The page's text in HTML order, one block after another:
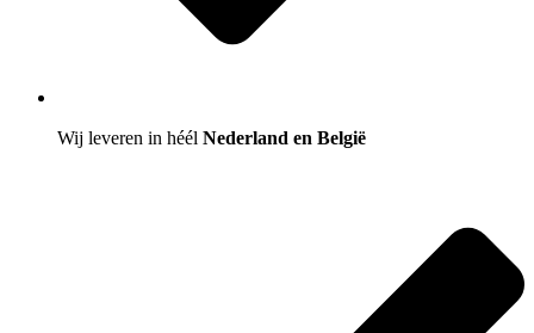
Wij leveren in héél Nederland en België